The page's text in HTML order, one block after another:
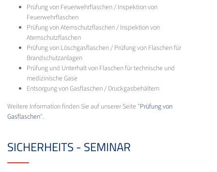
Prüfung von Feuerwehrflaschen / Inspektion von
Feuerwehrflaschen
Prüfung von Atemschutzflaschen / Inspektion von
Atemschutzflaschen
Prüfung von Löschgasflaschen / Prüfung von Flaschen für
Brandschutzanlagen
Prüfung und Unterhalt von Flaschen für technische und
medizinische Gase
Entsorgung von Gasflaschen / Druckgasbehältern
Weitere Information finden Sie auf unserer Seite "Prüfung von
Gasflaschen".
SICHERHEITS - SEMINAR